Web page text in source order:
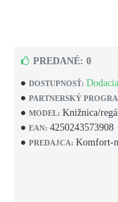
DOSTUPNOSŤ:
PARTNERSKÝ
MODEL: Knižnica/
EAN: 4250243573908
PREDAJCA: Komfort-
PREDANÉ: 0